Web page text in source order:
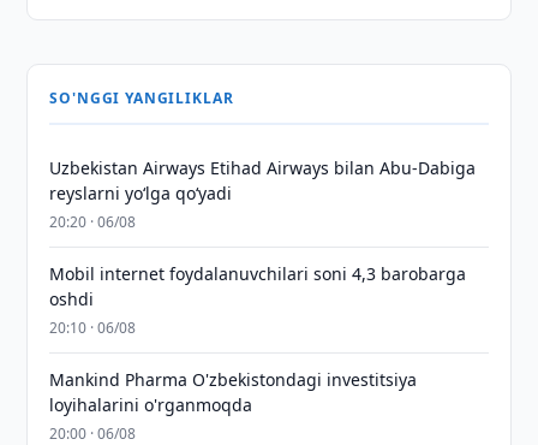
SO'NGGI YANGILIKLAR
Uzbekistan Airways Etihad Airways bilan Abu-Dabiga
reyslarni yo‘lga qo‘yadi
20:20 · 06/08
Mobil internet foydalanuvchilari soni 4,3 barobarga
oshdi
20:10 · 06/08
Mankind Pharma O'zbekistondagi investitsiya
loyihalarini o'rganmoqda
20:00 · 06/08